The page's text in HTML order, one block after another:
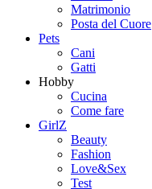
Matrimonio
Posta del Cuore
Pets
Cani
Gatti
Hobby
Cucina
Come fare
GirlZ
Beauty
Fashion
Love&Sex
Test